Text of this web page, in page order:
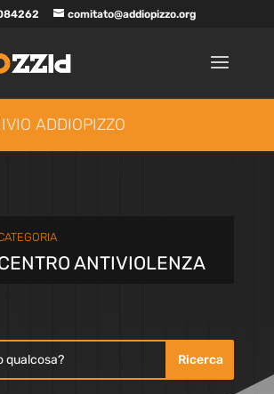
comitato@addiopizzo.org
ADDIOPIZZO
ANTIVIOLENZA